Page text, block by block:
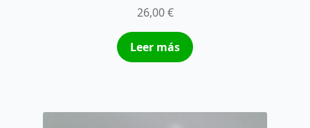
26,00€
Leer más